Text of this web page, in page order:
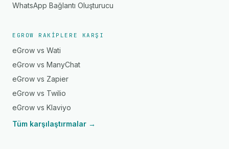
WhatsApp Bağlantı Oluşturucu
EGROW RAKIPLERE KARŞI
eGrow vs Wati
eGrow vs ManyChat
eGrow vs Zapier
eGrow vs Twilio
eGrow vs Klaviyo
Tüm karşılaştırmalar →